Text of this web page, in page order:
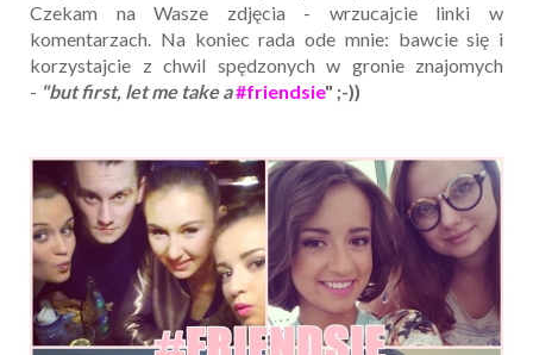
Czekam na Wasze zdjęcia - wrzucajcie linki w
komentarzach. Na koniec rada ode mnie: bawcie się i
korzystajcie z chwil spędzonych w gronie znajomych
- "but first, let me take a#friendsie" ;-))